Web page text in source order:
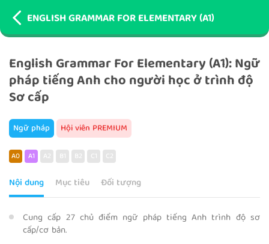
ENGLISH GRAMMAR FOR ELEMENTARY (A1)
English Grammar For Elementary (A1): Ngữ
pháp tiếng Anh cho người học ở trình độ
Sơ cấp
Ngữ pháp Hội viên PREMIUM
A0 A1 A2 B1 B2 C1 C2
Nội dung Mục tiêu Đối tượng
Cung cấp 27 chủ điểm ngữ pháp tiếng Anh trình độ sơ
cấp/cơ bản.